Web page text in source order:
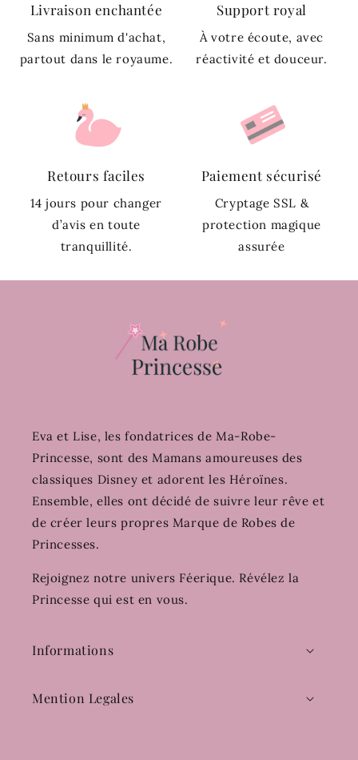
Livraison enchantée
Sans minimum d'achat,
partout dans le royaume.
Support royal
À votre écoute, avec
réactivité et douceur.
Retours faciles
14 jours pour changer
d’avis en toute
tranquillité.
Paiement sécurisé
Cryptage SSL &
protection magique
assurée
Eva et Lise, les fondatrices de Ma-Robe-
Princesse, sont des Mamans amoureuses des
classiques Disney et adorent les Héroïnes.
Ensemble, elles ont décidé de suivre leur rêve et
de créer leurs propres Marque de Robes de
Princesses.
Rejoignez notre univers Féerique. Révélez la
Princesse qui est en vous.
Informations
Mention Legales